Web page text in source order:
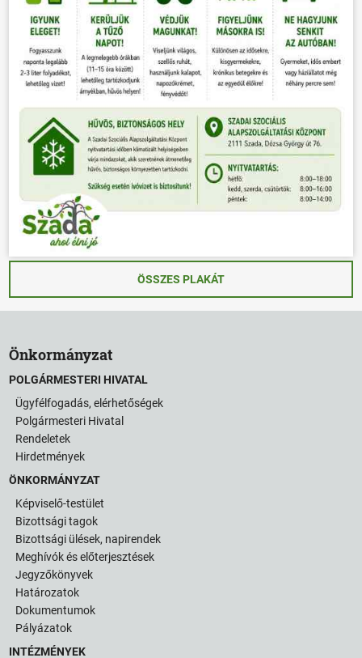
ÖSSZES PLAKÁT
Önkormányzat
POLGÁRMESTERI HIVATAL
Ügyfélfogadás, elérhetőségek
Polgármesteri Hivatal
Rendeletek
Hirdetmények
ÖNKORMÁNYZAT
Képviselő-testület
Bizottsági tagok
Bizottsági ülések, napirendek
Meghívók és előterjesztések
Jegyzőkönyvek
Határozatok
Dokumentumok
Pályázatok
INTÉZMÉNYEK